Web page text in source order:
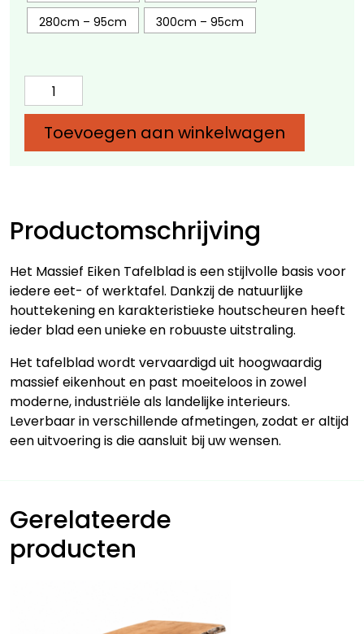
280cm – 95cm
300cm – 95cm
Massief
Eiken
Tafelblad
aantal
Toevoegen aan winkelwagen
Productomschrijving
Het Massief Eiken Tafelblad is een stijlvolle basis voor
iedere eet- of werktafel. Dankzij de natuurlijke
houttekening en karakteristieke houtscheuren heeft
ieder blad een unieke en robuuste uitstraling.
Het tafelblad wordt vervaardigd uit hoogwaardig
massief eikenhout en past moeiteloos in zowel
moderne, industriële als landelijke interieurs.
Leverbaar in verschillende afmetingen, zodat er altijd
een uitvoering is die aansluit bij uw wensen.
Gerelateerde
producten